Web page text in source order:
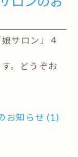
サロン」４
。どうぞお
お知らせ (1)